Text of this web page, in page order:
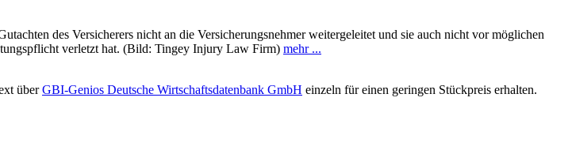
des Versicherers nicht an die Versicherungsnehmer weitergeleitet und sie auch nicht vor möglichen
verletzt hat. (Bild: Tingey Injury Law Firm) mehr ...
überGBI-Genios Deutsche Wirtschaftsdatenbank GmbH einzeln für einen geringen Stückpreis erhalten.